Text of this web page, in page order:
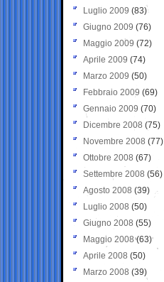
Luglio 2009 (83)
Giugno 2009 (76)
Maggio 2009 (72)
Aprile 2009 (74)
Marzo 2009 (50)
Febbraio 2009 (69)
Gennaio 2009 (70)
Dicembre 2008 (75)
Novembre 2008 (77)
Ottobre 2008 (67)
Settembre 2008 (56)
Agosto 2008 (39)
Luglio 2008 (50)
Giugno 2008 (55)
Maggio 2008(63)
Aprile 2008 (50)
Marzo 2008 (39)